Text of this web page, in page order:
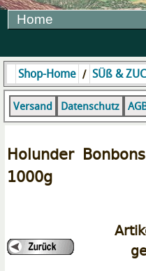
Home
Shop-Home / SÜß &
Versand Datenschutz
Holunder
1000g